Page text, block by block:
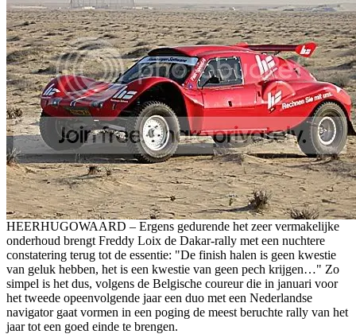
HEERHUGOWAARD – Ergens gedurende het zeer vermakelijke
onderhoud brengt Freddy Loix de Dakar-rally met een nuchtere
constatering terug tot de essentie: "De finish halen is geen kwestie
van geluk hebben, het is een kwestie van geen pech krijgen…" Zo
simpel is het dus, volgens de Belgische coureur die in januari voor
het tweede opeenvolgende jaar een duo met een Nederlandse
navigator gaat vormen in een poging de meest beruchte rally van het
jaar tot een goed einde te brengen.